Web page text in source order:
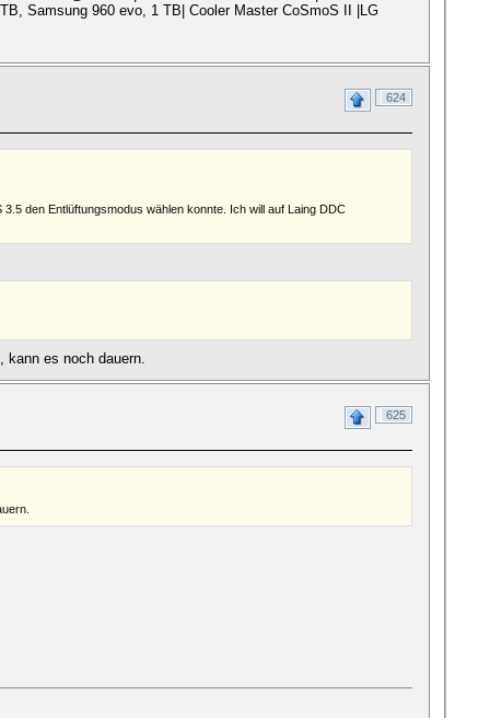
Samsung 960 evo, 1 TB| Cooler Master CoSmoS II |LG
624
den Entlüftungsmodus wählen konnte. Ich will auf Laing DDC
kann es noch dauern.
625